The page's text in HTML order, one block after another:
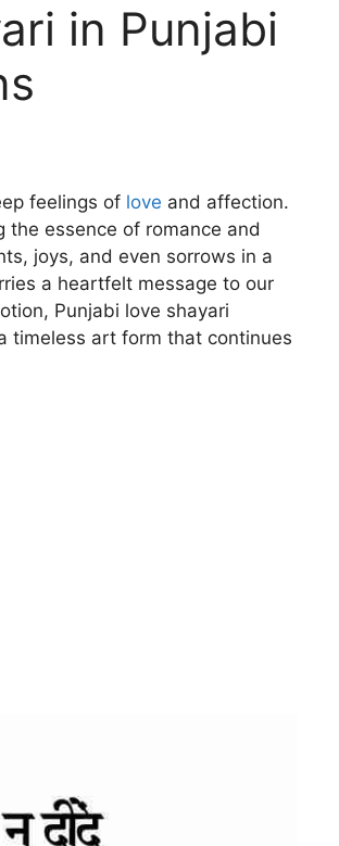
in Punjabi
feelings of love and affection.
the essence of romance and
joys, and even sorrows in a
a heartfelt message to our
Punjabi love shayari
timeless art form that continues